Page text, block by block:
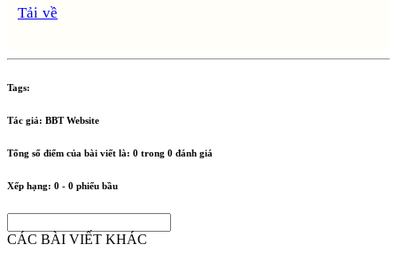
Tải về
Tags:
Tác giả: BBT Website
Tổng số điểm của bài viết là: 0 trong 0 đánh giá
Xếp hạng: 0 - 0 phiếu bầu
CÁC BÀI VIẾT KHÁC